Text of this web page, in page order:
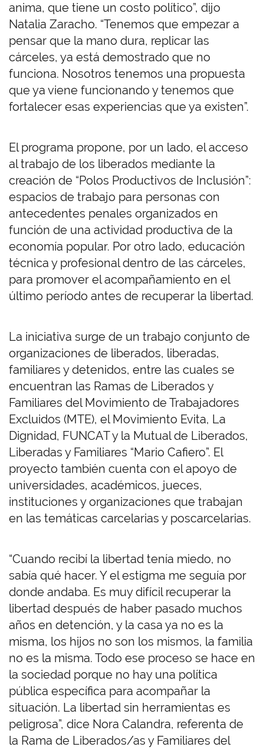
anima, que tiene un costo político”, dijo
Natalia Zaracho. “Tenemos que empezar a
pensar que la mano dura, replicar las
cárceles, ya está demostrado que no
funciona. Nosotros tenemos una propuesta
que ya viene funcionando y tenemos que
fortalecer esas experiencias que ya existen”.
El programa propone, por un lado, el acceso
al trabajo de los liberados mediante la
creación de “Polos Productivos de Inclusión”:
espacios de trabajo para personas con
antecedentes penales organizados en
función de una actividad productiva de la
economía popular. Por otro lado, educación
técnica y profesional dentro de las cárceles,
para promover el acompañamiento en el
último período antes de recuperar la libertad.
La iniciativa surge de un trabajo conjunto de
organizaciones de liberados, liberadas,
familiares y detenidos, entre las cuales se
encuentran las Ramas de Liberados y
Familiares del Movimiento de Trabajadores
Excluidos (MTE), el Movimiento Evita, La
Dignidad, FUNCAT y la Mutual de Liberados,
Liberadas y Familiares “Mario Cafiero”. El
proyecto también cuenta con el apoyo de
universidades, académicos, jueces,
instituciones y organizaciones que trabajan
en las temáticas carcelarias y poscarcelarias.
“Cuando recibí la libertad tenía miedo, no
sabía qué hacer. Y el estigma me seguía por
donde andaba. Es muy difícil recuperar la
libertad después de haber pasado muchos
años en detención, y la casa ya no es la
misma, los hijos no son los mismos, la familia
no es la misma. Todo ese proceso se hace en
la sociedad porque no hay una política
pública específica para acompañar la
situación. La libertad sin herramientas es
peligrosa”, dice Nora Calandra, referenta de
la Rama de Liberados/as y Familiares del